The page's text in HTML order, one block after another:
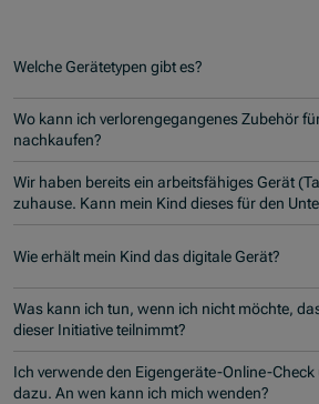
Welche Gerätetypen gibt es?
Wo kann ich verlorengegangenes Zubehör
nachkaufen?
Wir haben bereits ein arbeitsfähiges Gerät
zuhause. Kann mein Kind dieses für den
Wie erhält mein Kind das digitale Gerät?
Was kann ich tun, wenn ich nicht möchte,
dieser Initiative teilnimmt?
Ich verwende den Eigengeräte-Online-
dazu. An wen kann ich mich wenden?